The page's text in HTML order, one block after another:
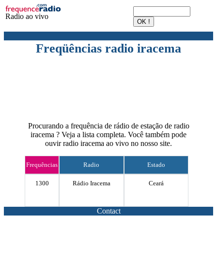
Radio ao vivo
Freqüências radio iracema
Procurando a frequência de rádio de estação de radio
iracema ? Veja a lista completa. Você também pode
ouvir radio iracema ao vivo no nosso site.
Frequências Radio Estado
1300 Rádio Iracema Ceará
Contact